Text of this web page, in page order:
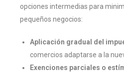
opciones intermedias para
pequeños negocios:
Aplicación gradual del
comercios adaptarse a la
Exenciones parciales o